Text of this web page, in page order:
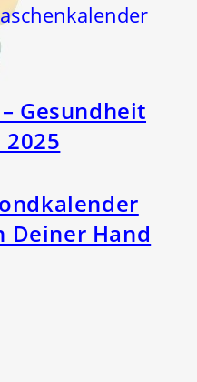
Gesundheit
Deiner Hand